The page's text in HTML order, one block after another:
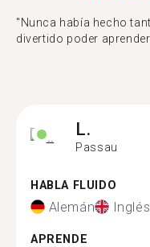
"Nunca había hecho
divertido poder
L.
Passau
HABLA FLUIDO
Alemán Inglés
APRENDE